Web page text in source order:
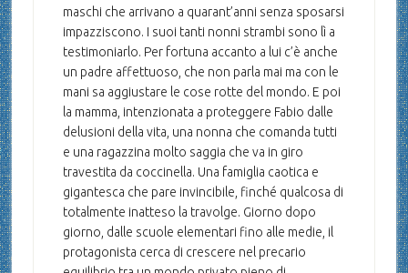
maschi che arrivano a quarant’anni senza sposarsi
impazziscono. I suoi tanti nonni strambi sono lì a
testimoniarlo. Per fortuna accanto a lui c’è anche
un padre affettuoso, che non parla mai ma con le
mani sa aggiustare le cose rotte del mondo. E poi
la mamma, intenzionata a proteggere Fabio dalle
delusioni della vita, una nonna che comanda tutti
e una ragazzina molto saggia che va in giro
travestita da coccinella. Una famiglia caotica e
gigantesca che pare invincibile, finché qualcosa di
totalmente inatteso la travolge. Giorno dopo
giorno, dalle scuole elementari fino alle medie, il
protagonista cerca di crescere nel precario